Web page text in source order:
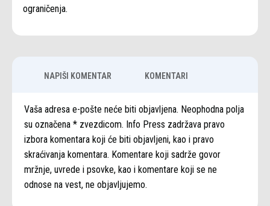
ograničenja.
NAPIŠI KOMENTAR KOMENTARI
Vaša adresa e-pošte neće biti objavljena. Neophodna polja
su označena * zvezdicom. Info Press zadržava pravo
izbora komentara koji će biti objavljeni, kao i pravo
skraćivanja komentara. Komentare koji sadrže govor
mržnje, uvrede i psovke, kao i komentare koji se ne
odnose na vest, ne objavljujemo.